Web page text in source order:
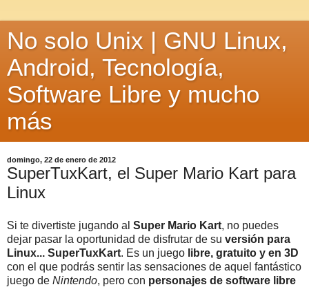
No solo Unix | GNU Linux,
Android, Tecnología,
Software Libre y mucho
más
domingo, 22 de enero de 2012
SuperTuxKart, el Super Mario Kart para
Linux
Si te divertiste jugando al Super Mario Kart, no puedes
dejar pasar la oportunidad de disfrutar de su versión para
Linux... SuperTuxKart. Es un juego libre, gratuito y en 3D
con el que podrás sentir las sensaciones de aquel fantástico
juego de Nintendo, pero con personajes de software libre